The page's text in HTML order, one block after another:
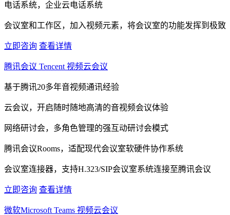
电话系统，企业云电话系统
会议室和工作区，加入视频元素，将会议室的功能发挥到极致
立即咨询 查看详情
腾讯会议 Tencent 视频云会议
基于腾讯20多年音视频通讯经验
云会议，开启随时随地高清的音视频会议体验
网络研讨会，多角色管理的强互动研讨会模式
腾讯会议Rooms，适配现代会议室软硬件协作系统
会议室连接器，支持H.323/SIP会议室系统连接至腾讯会议
立即咨询 查看详情
微软Microsoft Teams 视频云会议